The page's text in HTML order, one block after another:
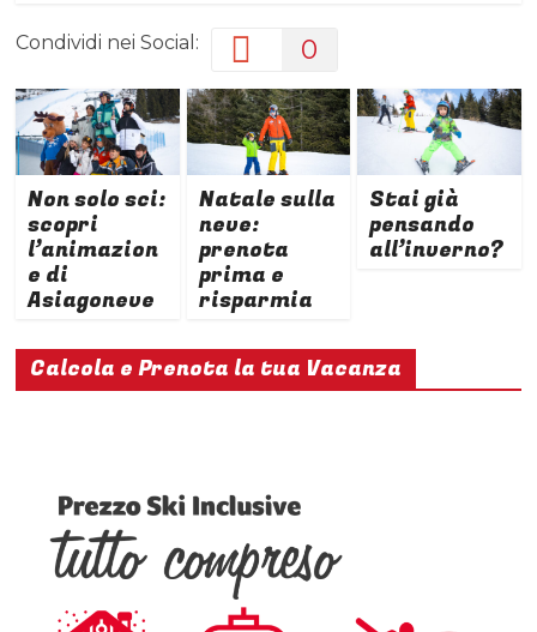
Condividi nei Social: 0
Non solo sci:
scopri
l’animazion
e di
Asiagoneve
Natale sulla
neve:
prenota
prima e
risparmia
Stai già
pensando
all’inverno?
Calcola e Prenota la tua Vacanza